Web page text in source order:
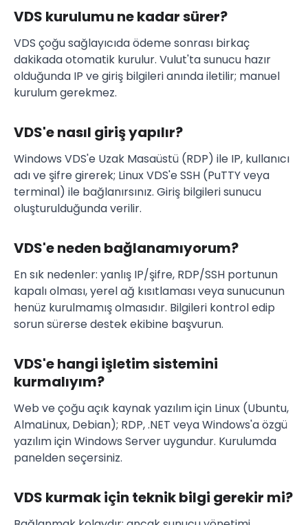
VDS kurulumu ne kadar sürer?
VDS çoğu sağlayıcıda ödeme sonrası birkaç
dakikada otomatik kurulur. Vulut'ta sunucu hazır
olduğunda IP ve giriş bilgileri anında iletilir; manuel
kurulum gerekmez.
VDS'e nasıl giriş yapılır?
Windows VDS'e Uzak Masaüstü (RDP) ile IP, kullanıcı
adı ve şifre girerek; Linux VDS'e SSH (PuTTY veya
terminal) ile bağlanırsınız. Giriş bilgileri sunucu
oluşturulduğunda verilir.
VDS'e neden bağlanamıyorum?
En sık nedenler: yanlış IP/şifre, RDP/SSH portunun
kapalı olması, yerel ağ kısıtlaması veya sunucunun
henüz kurulmamış olmasıdır. Bilgileri kontrol edip
sorun sürerse destek ekibine başvurun.
VDS'e hangi işletim sistemini
kurmalıyım?
Web ve çoğu açık kaynak yazılım için Linux (Ubuntu,
AlmaLinux, Debian); RDP, .NET veya Windows'a özgü
yazılım için Windows Server uygundur. Kurulumda
panelden seçersiniz.
VDS kurmak için teknik bilgi gerekir mi?